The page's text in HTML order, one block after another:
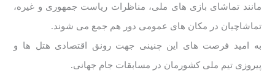
مانند تماشای بازی های ملی، مناظرات ریاست جمهوری و غیره،
تماشاچیان در مکان های عمومی دور هم جمع می شوند.
به امید فرصت های این چنینی جهت رونق اقتصادی هتل ها و
پیروزی تیم ملی کشورمان در مسابقات جام جهانی.